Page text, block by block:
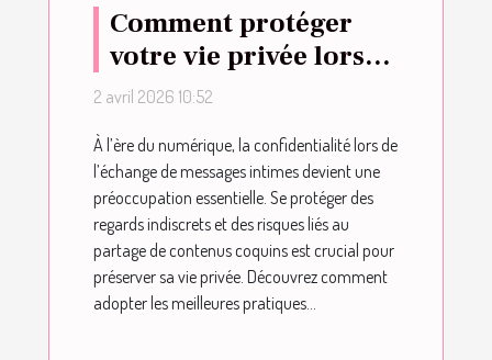
Comment protéger
votre vie privée lors
de l'envoi de messages
2 avril 2026 10:52
À l’ère du numérique, la confidentialité lors de
l’échange de messages intimes devient une
préoccupation essentielle. Se protéger des
regards indiscrets et des risques liés au
partage de contenus coquins est crucial pour
préserver sa vie privée. Découvrez comment
adopter les meilleures pratiques...